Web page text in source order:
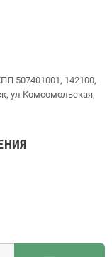
507401001, 142100,
ул Комсомольская,